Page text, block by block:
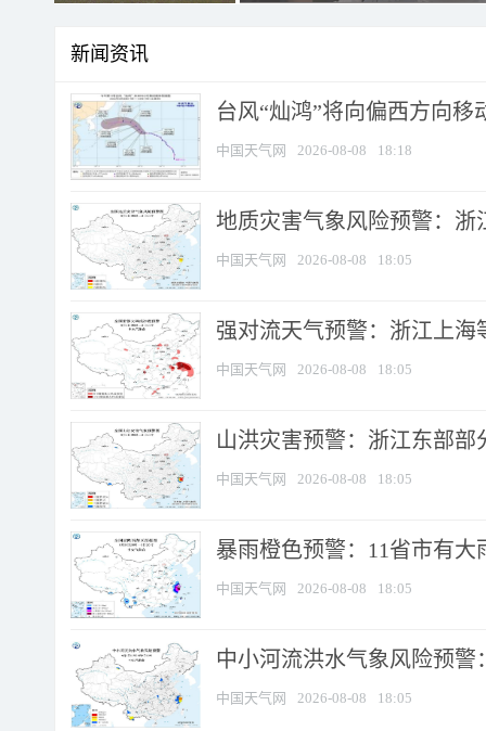
新闻资讯
台风“灿鸿”将向偏西方向移
中国天气网 2026-08-08 18:18
地质灾害气象风险预警：
中国天气网 2026-08-08 18:05
强对流天气预警：浙江上海
中国天气网 2026-08-08 18:05
山洪灾害预警：浙江东部
中国天气网 2026-08-08 18:05
暴雨橙色预警：11省市有
中国天气网 2026-08-08 18:05
中小河流洪水气象风险预
中国天气网 2026-08-08 18:05